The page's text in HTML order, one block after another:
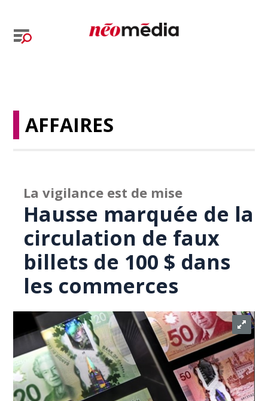
AFFAIRES
La vigilance est de mise
Hausse marquée de la
circulation de faux
billets de 100 $ dans
les commerces